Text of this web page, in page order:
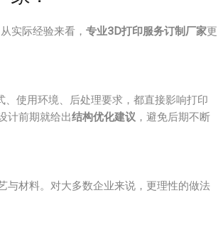
实际经验来看， 专业3D打印服务订制厂家更
使用环境、后处理要求，都直接影响打印
计前期就给出结构优化建议 ，避免后期不断
与材料。对大多数企业来说，更理性的做法